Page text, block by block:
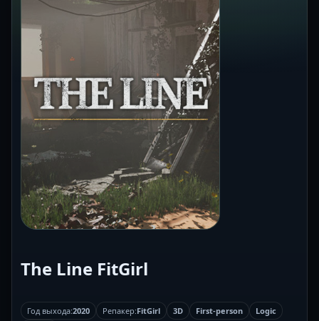
The Line FitGirl
Год выхода:2020 Репакер:FitGirl 3D First-person
Logic